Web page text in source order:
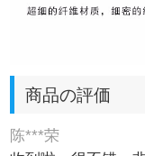
商品の評価
陈***荣